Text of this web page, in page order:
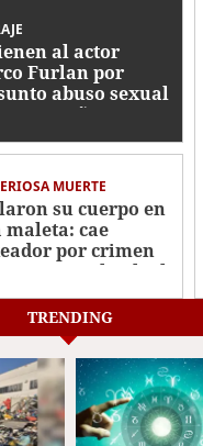
al actor
Furlan por
abuso sexual
un niño autista
MUERTE
su cuerpo en
maleta: cae
por crimen
Elisabeth
TRENDING